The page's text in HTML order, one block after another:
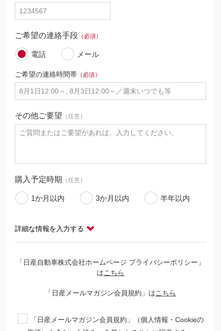
ご希望の連絡手段 （必須）
電話 メール
ご希望の連絡時間帯 （必須）
その他ご要望 （任意）
購入予定時期 （任意）
1か月以内 3か月以内 半年以内
下取り車（任意）
あり なし
支払い方法
詳細な情報を入力する
「日産自動車株式会社ホームページ プライバシーポリシー」
はこちら
「日産メールマガジン会員規約」はこちら
「日産メールマガジン会員規約」（個人情報・Cookieの